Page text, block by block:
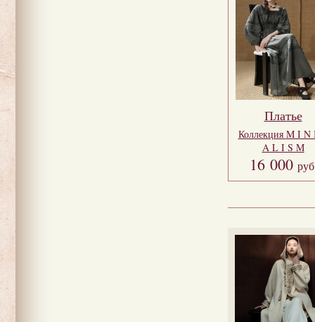
Платье
Коллекция M I N
A L I S M
16 000